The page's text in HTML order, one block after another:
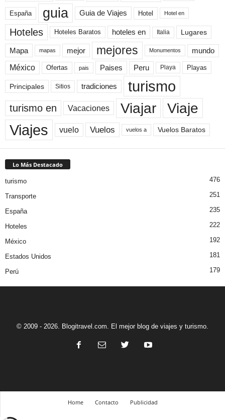
España guia Guia de Viajes Hotel Hotel en
Hoteles Hoteles Baratos hoteles en Italia Lugares
Mapa mapas mejor mejores Monumentos mundo
México Ofertas pais Paises Peru Playa Playas
Principales Sitios tradiciones turismo
turismo en Vacaciones Viajar Viaje
Viajes vuelo Vuelos vuelos a Vuelos Baratos
Lo Más Destacado
turismo 476
Transporte 251
España 235
Hoteles 222
México 192
Estados Unidos 181
Perú 179
© 2009 - 2026. Blogitravel.com. El mejor blog de viajes y turismo.
Home Contacto Publicidad